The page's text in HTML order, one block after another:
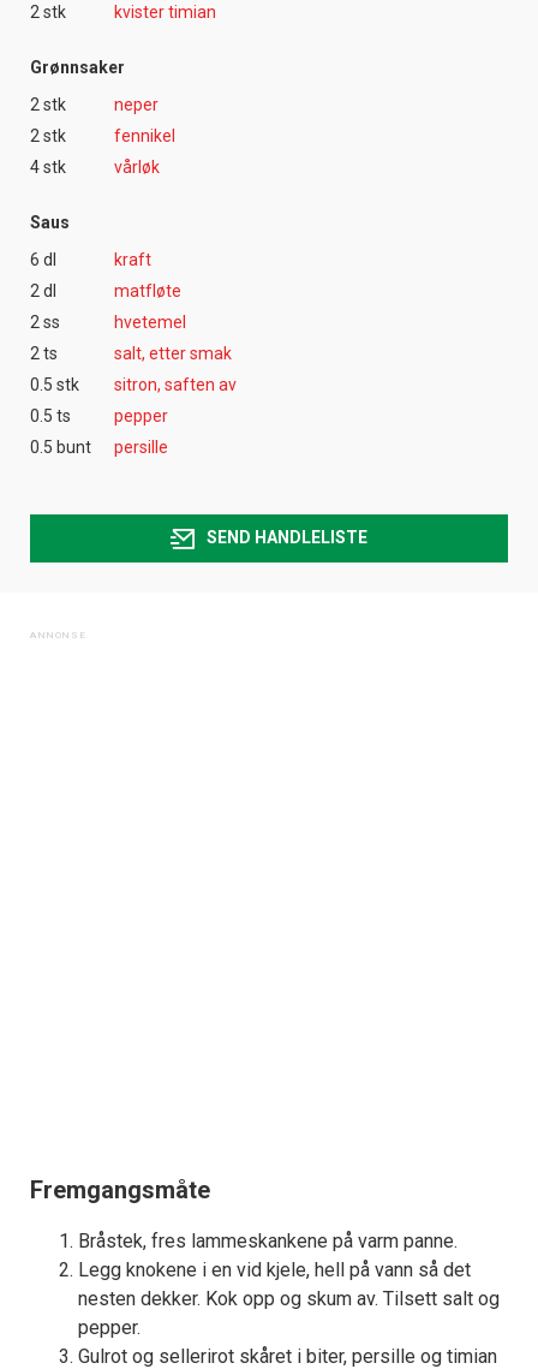
2 stk
kvister timian
Grønnsaker
2 stk
neper
2 stk
fennikel
4 stk
vårløk
Saus
6 dl
kraft
2 dl
matfløte
2 ss
hvetemel
2 ts
salt, etter smak
0.5 stk
sitron, saften av
0.5 ts
pepper
0.5 bunt
persille
SEND HANDLELISTE
Fremgangsmåte
Bråstek, fres lammeskankene på varm panne.
Legg knokene i en vid kjele, hell på vann så det
nesten dekker. Kok opp og skum av. Tilsett salt og
pepper.
Gulrot og sellerirot skåret i biter, persille og timian